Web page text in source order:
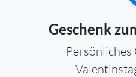
Geschenk
Persönliches